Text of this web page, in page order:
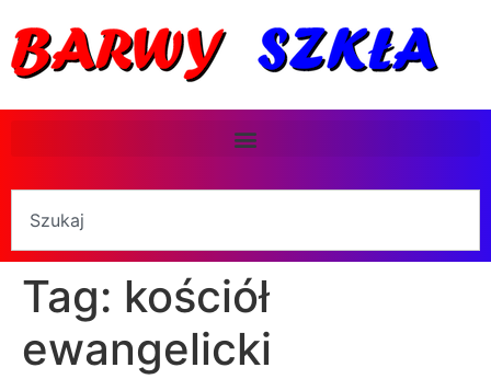
Tag: kościół
ewangelicki